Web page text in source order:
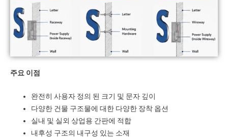
주요 이점
완전히 사용자 정의 된 크기 및 문자 깊이
다양한 건물 구조물에 대한 다양한 장착 옵션
실내 및 실외 상업용 간판에 적합
내후성 구조의 내구성 있는 소재